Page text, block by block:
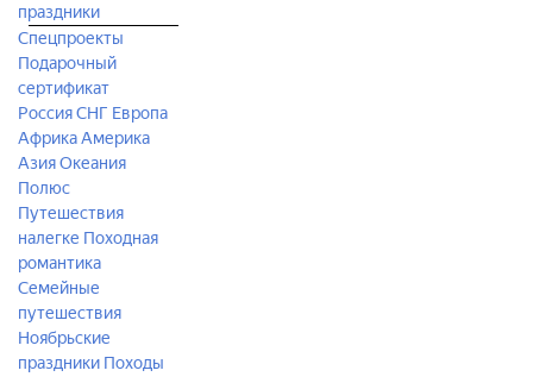
праздники
Спецпроекты
Подарочный
сертификат
РоссияСНГ Европа
АфрикаАмерика
АзияОкеания
Полюс
Путешествия
налегке Походная
романтика
Семейные
путешествия
Ноябрьские
праздники Походы